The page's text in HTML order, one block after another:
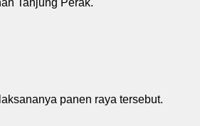
panen raya tersebut.